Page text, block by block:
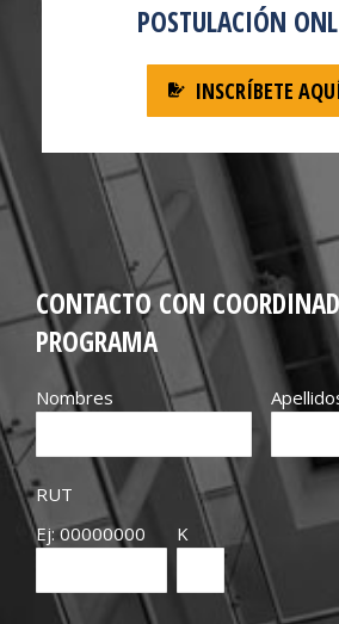
POSTULACIÓN
INSCRÍBETE
CONTACTO CON
PROGRAMA
Nombres
RUT
Ej: 00000000
K